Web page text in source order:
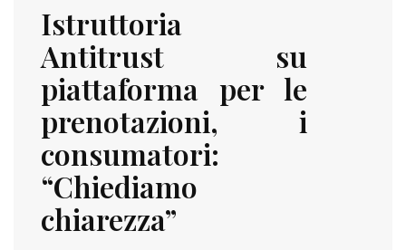
Istruttoria
Antitrust su
piattaforma per le
prenotazioni, i
consumatori:
“Chiediamo
chiarezza”